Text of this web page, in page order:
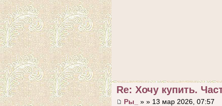
Re: Хочу купить.
Ры_ » » 13 мар 2026, 07:57